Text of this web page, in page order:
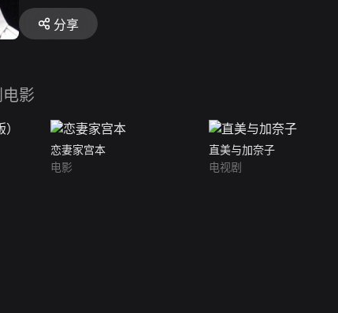
分享
电影
恋妻家宫本
电影
直美与加奈子
电视剧